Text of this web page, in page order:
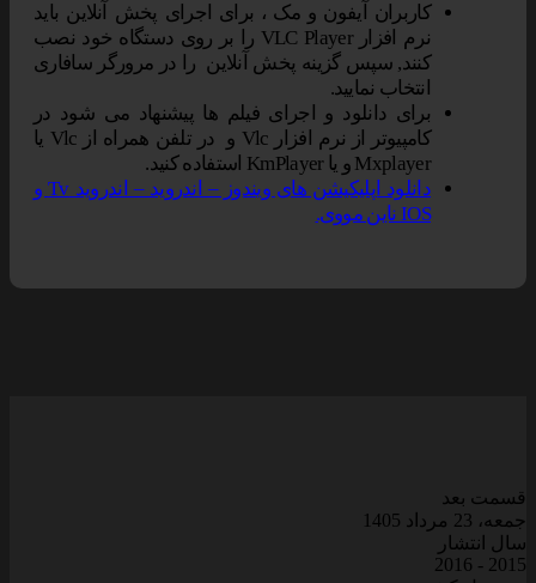
کاربران آیفون و مک ، برای اجرای پخش آنلاین باید
نرم افزار VLC Player را بر روی دستگاه خود نصب
کنند, سپس گزینه پخش آنلاین را در مرورگر سافاری
انتخاب نمایید.
برای دانلود و اجرای فیلم ها پیشنهاد می شود در
کامپیوتر از نرم افزار Vlc و در تلفن همراه از Vlc یا
Mxplayer و یا KmPlayer استفاده کنید.
دانلود اپلیکیشن های ویندوز – اندروید – اندروید Tv و
IOS ناین مووی.
بعد
23 مرداد 1405
انتشار
2015 -